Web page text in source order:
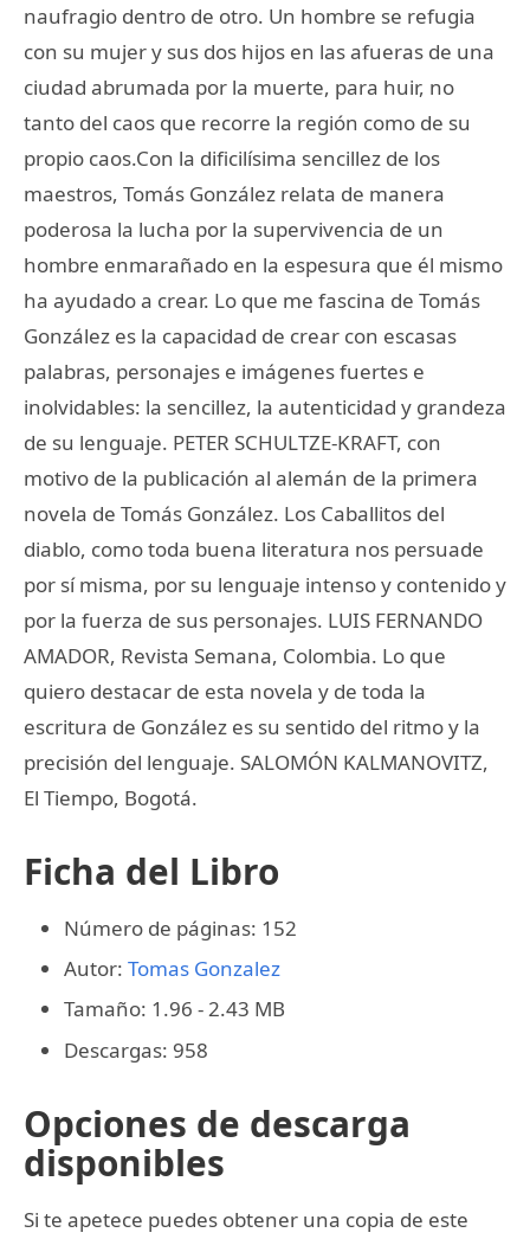
naufragio dentro de otro. Un hombre se refugia
con su mujer y sus dos hijos en las afueras de una
ciudad abrumada por la muerte, para huir, no
tanto del caos que recorre la región como de su
propio caos.Con la dificilísima sencillez de los
maestros, Tomás González relata de manera
poderosa la lucha por la supervivencia de un
hombre enmarañado en la espesura que él mismo
ha ayudado a crear. Lo que me fascina de Tomás
González es la capacidad de crear con escasas
palabras, personajes e imágenes fuertes e
inolvidables: la sencillez, la autenticidad y grandeza
de su lenguaje. PETER SCHULTZE-KRAFT, con
motivo de la publicación al alemán de la primera
novela de Tomás González. Los Caballitos del
diablo, como toda buena literatura nos persuade
por sí misma, por su lenguaje intenso y contenido y
por la fuerza de sus personajes. LUIS FERNANDO
AMADOR, Revista Semana, Colombia. Lo que
quiero destacar de esta novela y de toda la
escritura de González es su sentido del ritmo y la
precisión del lenguaje. SALOMÓN KALMANOVITZ,
El Tiempo, Bogotá.
Ficha del Libro
Número de páginas: 152
Autor: Tomas Gonzalez
Tamaño: 1.96 - 2.43 MB
Descargas: 958
Opciones de descarga
disponibles
Si te apetece puedes obtener una copia de este